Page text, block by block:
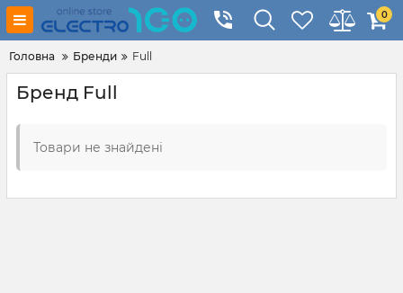
0
Головна Бренди Full
Бренд Full
Товари не знайдені